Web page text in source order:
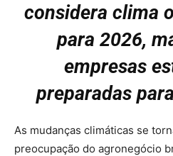
considera clima
para 2026,
empresas
preparadas
As mudanças climáticas se
preocupação do agronegócio